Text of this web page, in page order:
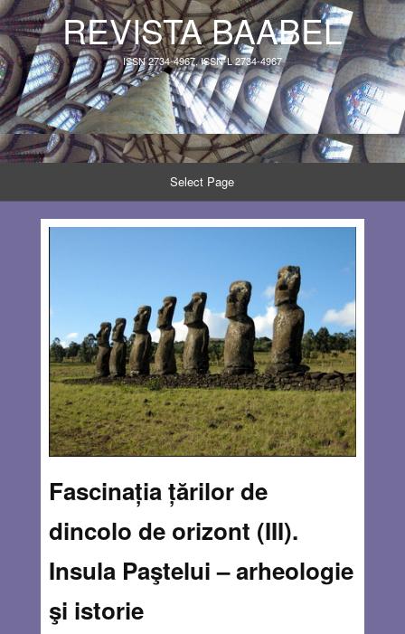
REVISTA BAABEL
ISSN 2734-4967, ISSN-L 2734-4967
Select Page
Fascinația țărilor de
dincolo de orizont (III).
Insula Paştelui – arheologie
şi istorie